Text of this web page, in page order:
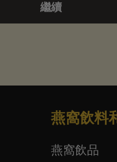
繼續
燕窩飲料
燕窩飲品